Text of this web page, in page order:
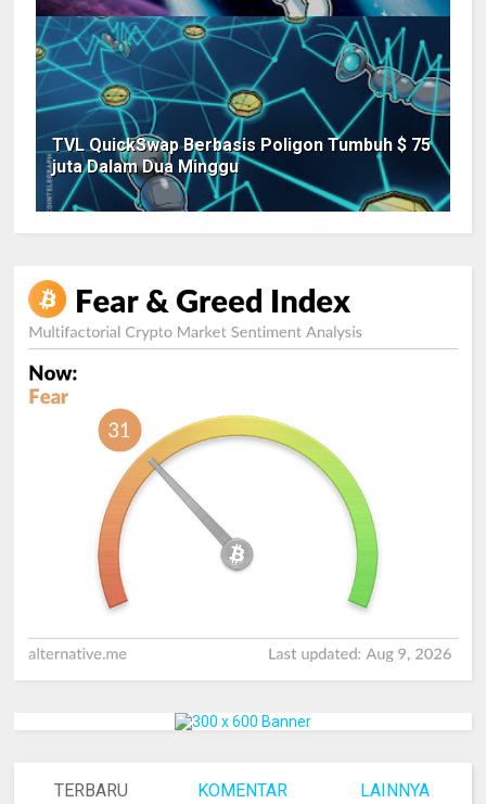
TVL QuickSwap Berbasis Poligon Tumbuh $ 75
juta Dalam Dua Minggu
TERBARU KOMENTAR LAINNYA